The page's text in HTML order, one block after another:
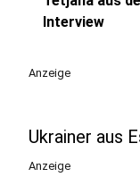
Interview
Anzeige
Ukrainer aus
Anzeige